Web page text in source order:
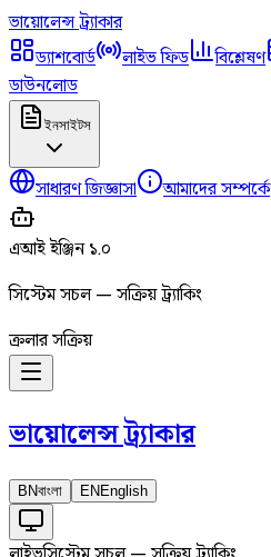
ভায়োলেন্সট্র্যাকার
ড্যাশবোর্ড
লাইভ ফিড বিশ্লেষণ
ডাউনলোড
ইনসাইটস
সাধারণ জিজ্ঞাসা আমাদের সম্পর্কে
এআই ইঞ্জিন ১.০
সিস্টেম সচল — সক্রিয় ট্র্যাকিং
ক্রলার সক্রিয়
ভায়োলেন্সট্র্যাকার
BNবাংলা EN English